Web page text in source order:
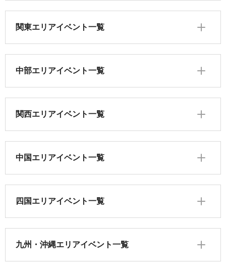
関東エリアイベント一覧
中部エリアイベント一覧
関西エリアイベント一覧
中国エリアイベント一覧
四国エリアイベント一覧
九州・沖縄エリアイベント一覧